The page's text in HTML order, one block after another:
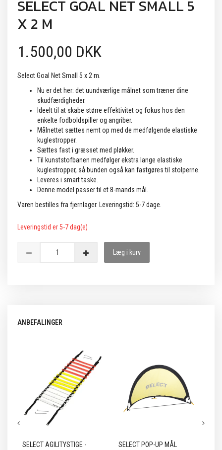
SELECT GOAL NET SMALL 5
X 2 M
1.500,00 DKK
Select Goal Net Small 5 x 2 m.
Nu er det her: det uundværlige målnet som træner dine
skudfærdigheder.
Ideelt til at skabe større effektivitet og fokus hos den
enkelte fodboldspiller og angriber.
Målnettet sættes nemt op med de medfølgende elastiske
kuglestropper.
Sættes fast i græsset med pløkker.
Til kunststofbanen medfølger ekstra lange elastiske
kuglestropper, så bunden også kan fastgøres til stolperne.
Leveres i smart taske.
Denne model passer til et 8-mands mål.
Varen bestilles fra fjernlager. Leveringstid: 5-7 dage.
Leveringstid er 5-7 dag(e)
Læg i kurv
ANBEFALINGER
SELECT AGILITYSTIGE -
SELECT POP-UP MÅL